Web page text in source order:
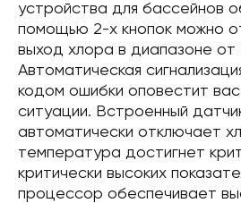
устройства для бассейнов
помощью 2-х кнопок можно
выход хлора в диапазоне от
Автоматическая
кодом ошибки оповестит
ситуации. Встроенный
автоматически отключает
температура достигнет
критически высоких
процессор обеспечивает